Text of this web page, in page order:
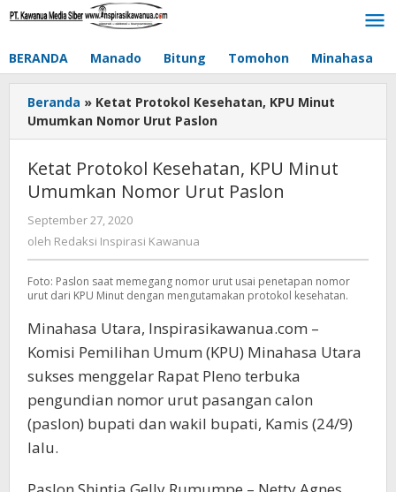
Lewati
BERANDA Manado Bitung Tomohon Minahasa
Beranda » Ketat Protokol Kesehatan, KPU Minut
Umumkan Nomor Urut Paslon
Ketat Protokol Kesehatan, KPU Minut
Umumkan Nomor Urut Paslon
September 27, 2020
Redaksi
oleh Redaksi Inspirasi Kawanua
Foto: Paslon saat memegang nomor urut usai penetapan nomor
urut dari KPU Minut dengan mengutamakan protokol kesehatan.
Minahasa Utara, Inspirasikawanua.com –
Komisi Pemilihan Umum (KPU) Minahasa Utara
sukses menggelar Rapat Pleno terbuka
pengundian nomor urut pasangan calon
(paslon) bupati dan wakil bupati, Kamis (24/9)
lalu.